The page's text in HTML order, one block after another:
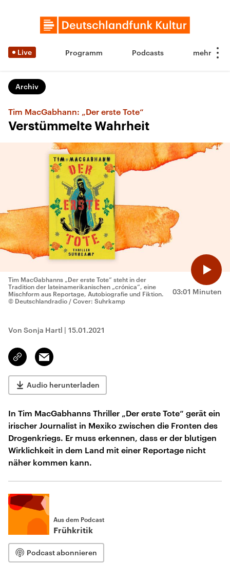
Live Programm Podcasts
Archiv
Tim MacGabhann: „Der erste Tote“
Verstümmelte Wahrheit
03:01 Minuten
Tim MacGabhanns „Der erste Tote“ steht in der
Tradition der lateinamerikanischen „crónica“, eine
Mischform aus Reportage, Autobiografie und Fiktion.
© Deutschlandradio / Cover: Suhrkamp
Von Sonja Hartl | 15.01.2021
Link
kopieren/teilen
Email
Audio herunterladen
In Tim MacGabhanns Thriller „Der erste Tote“ gerät ein
irischer Journalist in Mexiko zwischen die Fronten des
Drogenkriegs. Er muss erkennen, dass er der blutigen
Wirklichkeit in dem Land mit einer Reportage nicht
näher kommen kann.
Aus dem Podcast
Frühkritik
Podcast abonnieren